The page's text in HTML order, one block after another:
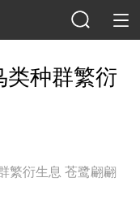
类种群繁衍
繁衍生息 苍鹭翩翩